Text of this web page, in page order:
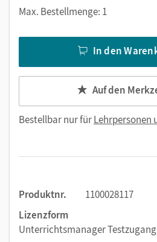
Max. Bestellmenge: 1
In den
Auf den
Bestellbar nur fürLehrpersonen
Produktnr.
1100028117
Lizenzform
Unterrichtsmanager Testzugang